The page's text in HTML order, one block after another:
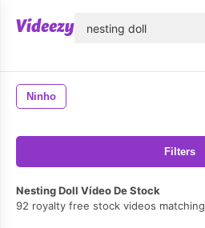
Ninho
Filters
Nesting Doll Vídeo De Stock
92 royalty free stock videos matching